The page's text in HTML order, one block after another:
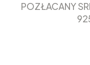
POZŁACANY